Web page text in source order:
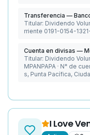
Transferencia —
Titular: Dividendo
rriente 0191-0154-
Cuenta en divisas —
Titular: Dividendo
MPANPAPA · N° de
s, Punta Pacífica,
I Love